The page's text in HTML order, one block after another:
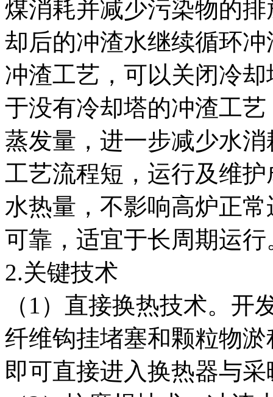
煤消耗并减少污染物的
却后的冲渣水继续循环
冲渣工艺，可以关闭冷
于没有冷却塔的冲渣工
蒸发量，进一步减少水
工艺流程短，运行及维
水热量，不影响高炉正
可靠，适宜于长周期运行
2.关键技术
（1）直接换热技术。
纤维钩挂堵塞和颗粒物
即可直接进入换热器与